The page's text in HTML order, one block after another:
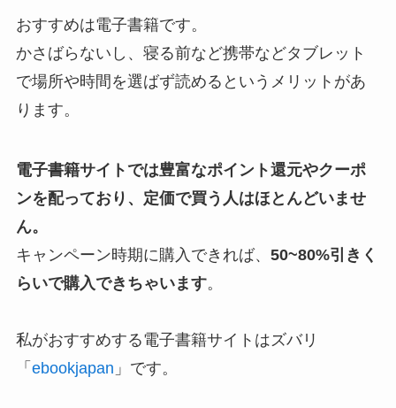
おすすめは電子書籍です。
かさばらないし、寝る前など携帯などタブレット
で場所や時間を選ばず読めるというメリットがあ
ります。
電子書籍サイトでは豊富なポイント還元やクーポ
ンを配っており、定価で買う人はほとんどいませ
ん。
キャンペーン時期に購入できれば、 50~80%引きく
らいで購入できちゃいます。
私がおすすめする電子書籍サイトはズバリ
「 ebookjapan 」です。